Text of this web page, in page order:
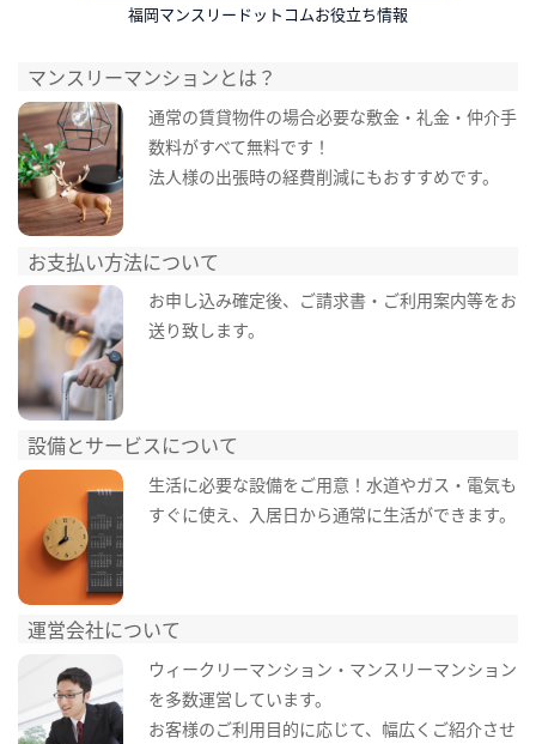
福岡マンスリードットコムお役立ち情報
マンスリーマンションとは？
通常の賃貸物件の場合必要な敷金・礼金・仲介手
数料がすべて無料です！
法人様の出張時の経費削減にもおすすめです。
お支払い方法について
お申し込み確定後、ご請求書・ご利用案内等をお
送り致します。
設備とサービスについて
生活に必要な設備をご用意！水道やガス・電気も
すぐに使え、入居日から通常に生活ができます。
運営会社について
ウィークリーマンション・マンスリーマンション
を多数運営しています。
お客様のご利用目的に応じて、幅広くご紹介させ